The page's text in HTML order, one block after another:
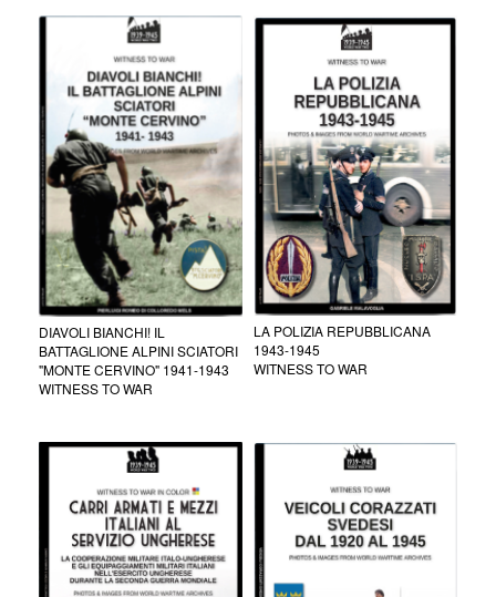
DIAVOLI BIANCHI! IL
BATTAGLIONE ALPINI SCIATORI
"MONTE CERVINO" 1941-1943
WITNESS TO WAR
LA POLIZIA REPUBBLICANA
1943-1945
WITNESS TO WAR